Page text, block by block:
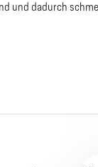
und dadurch